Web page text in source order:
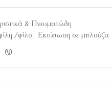
& Πνευματώδη
/φίλο , Εκτύπωση σε μπλούζα